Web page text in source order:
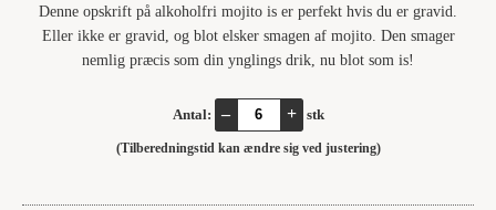
Denne opskrift på alkoholfri mojito is er perfekt hvis du er gravid.
Eller ikke er gravid, og blot elsker smagen af mojito. Den smager
nemlig præcis som din ynglings drik, nu blot som is!
Antal: – + stk
(Tilberedningstid kan ændre sig ved justering)